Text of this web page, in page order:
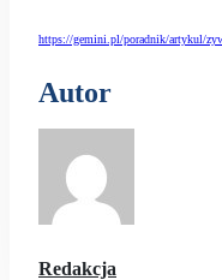
https://gemini.pl/poradnik/artykul/
Autor
Redakcja